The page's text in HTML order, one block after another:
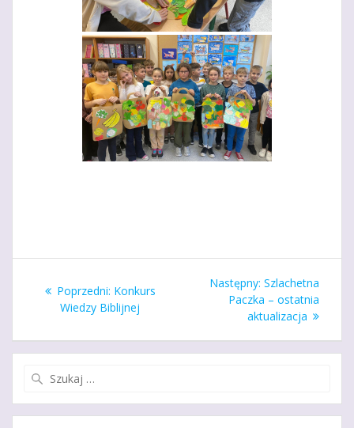
wpisu
Poprzedni: Poprzedni
wpis:
Konkurs
Wiedzy Biblijnej
Następny: Następny
wpis:
Szlachetna
Paczka – ostatnia
aktualizacja